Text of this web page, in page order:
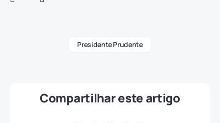
Presidente Prudente
Compartilhar este artigo